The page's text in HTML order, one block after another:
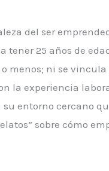
del ser
tener 25 años de
menos; ni se vincula
la experiencia
su entorno cercano
sobre cómo